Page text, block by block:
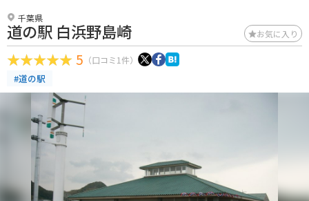
千葉県
道の駅 白浜野島崎 お気に入り
5 （口コミ1件）
#道の駅